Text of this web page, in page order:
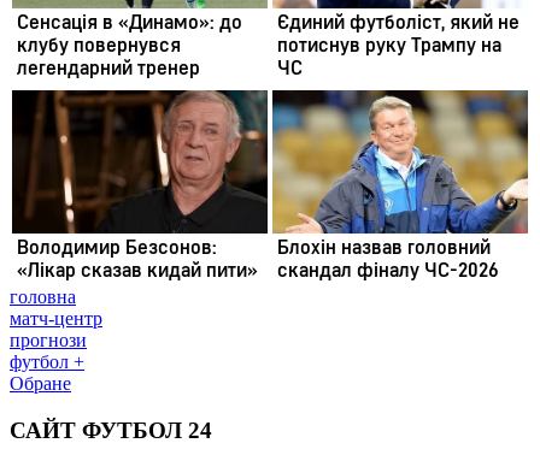
головна
матч-центр
прогнози
футбол +
Обране
САЙТ ФУТБОЛ 24